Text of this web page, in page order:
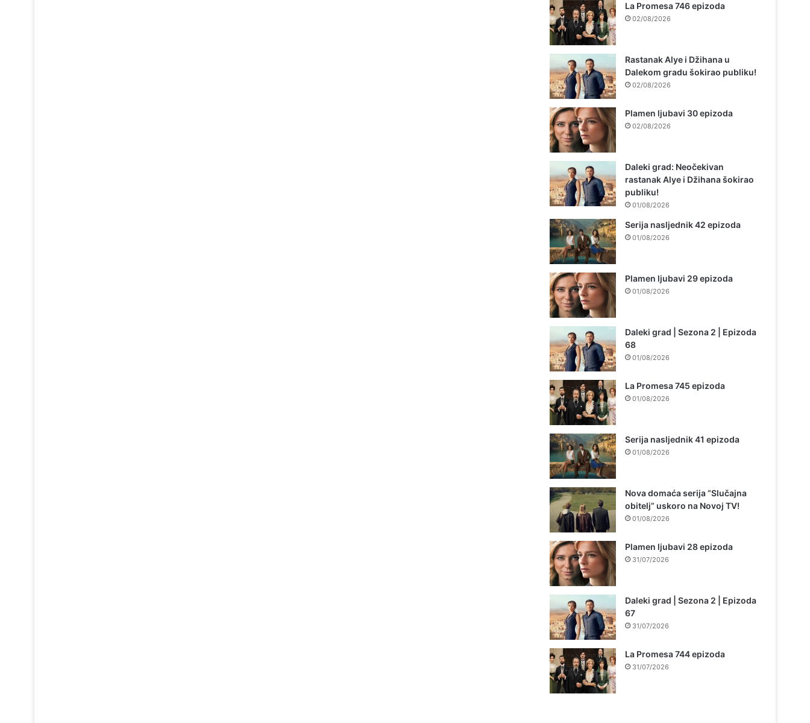
La Promesa 746 epizoda
02/08/2026
Rastanak Alye i Džihana u
Dalekom gradu šokirao publiku!
02/08/2026
Plamen ljubavi 30 epizoda
02/08/2026
Daleki grad: Neočekivan
rastanak Alye i Džihana šokirao
publiku!
01/08/2026
Serija nasljednik 42 epizoda
01/08/2026
Plamen ljubavi 29 epizoda
01/08/2026
Daleki grad | Sezona 2 | Epizoda
68
01/08/2026
La Promesa 745 epizoda
01/08/2026
Serija nasljednik 41 epizoda
01/08/2026
Nova domaća serija “Slučajna
obitelj” uskoro na Novoj TV!
01/08/2026
Plamen ljubavi 28 epizoda
31/07/2026
Daleki grad | Sezona 2 | Epizoda
67
31/07/2026
La Promesa 744 epizoda
31/07/2026